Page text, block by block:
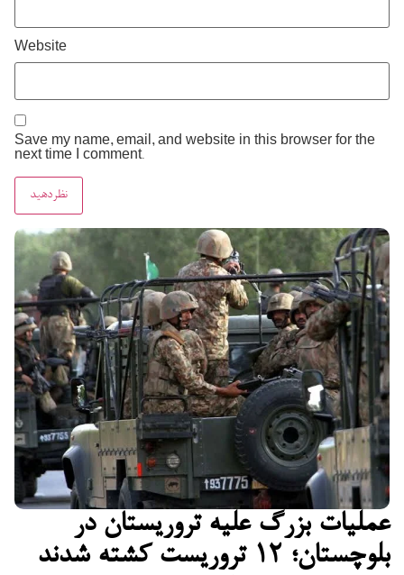
عملیات بزرگ علیه تروریستان در
بلوچستان؛ ۱۲ تروریست کشته شدند
Website
Save my name, email, and website in this browser for the
next time I comment.